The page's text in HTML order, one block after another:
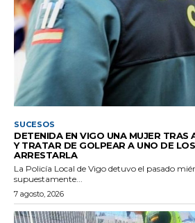
SUCESOS
DETENIDA EN VIGO UNA MUJER TRAS
Y TRATAR DE GOLPEAR A UNO DE
ARRESTARLA
La Policía Local de Vigo detuvo el pasado
supuestamente...
7 agosto, 2026